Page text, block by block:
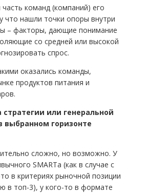
команд (компаний) его
что нашли точки опоры внутри
– факторы, дающие понимание
со средней или высокой
спрос.
оказались команды,
продуктов питания и
или генеральной
выбранном горизонте
сложно, но возможно. У
SMARTа (как в случае с
в критериях рыночной позиции
в топ-3), у кого-то в формате